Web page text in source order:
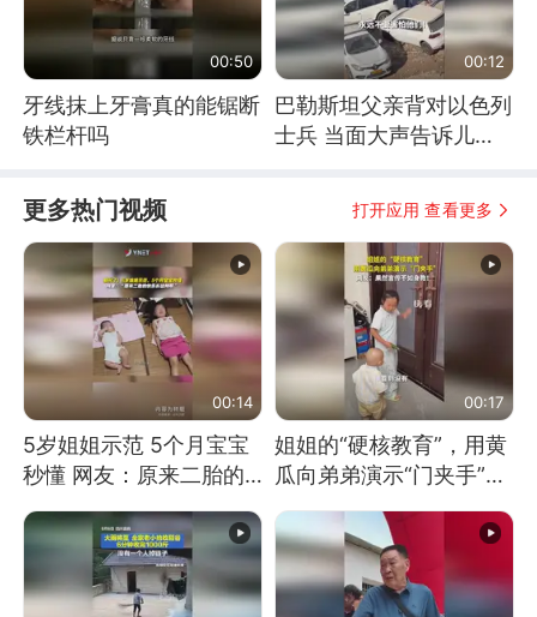
00:50
牙线抹上牙膏真的能锯断
铁栏杆吗
00:12
巴勒斯坦父亲背对以色列
士兵 当面大声告诉儿
更多热门视频 打开应用 查看更多
00:14
5岁姐姐示范 5个月宝宝
秒懂 网友：原来二胎的
00:17
姐姐的“硬核教育”，用黄
瓜向弟弟演示“门夹手”，
教！